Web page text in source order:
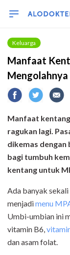
Keluarga
Manfaat
Mengolahnya
Manfaat
ragukan lagi.
dikemas dengan
bagi tumbuh
kentang untuk
Ada banyak sekali
menjadimenu
Umbi-umbian ini
vitamin B6,
dan asam folat.